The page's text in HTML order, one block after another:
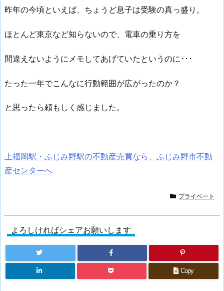
昨年の今頃といえば、ちょうど息子は受験の真っ盛り。
ほとんど東京など知らないので、電車の乗り方を
間違えないようにメモしてあげていたというのに･･･
たった一年でこんなに行動範囲が広がったのか？
と思ったら頼もしく感じました。
上福岡駅・ふじみ野駅の不動産売買なら、ふじみ野市不動
産センターへ
プライベート
よろしければシェアお願いします
Copy